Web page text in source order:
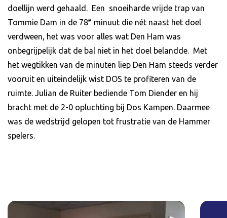
doellijn werd gehaald. Een snoeiharde vrijde trap van
Tommie Dam in de 78e minuut die nét naast het doel
verdween, het was voor alles wat Den Ham was
onbegrijpelijk dat de bal niet in het doel belandde. Met
het wegtikken van de minuten liep Den Ham steeds verder
vooruit en uiteindelijk wist DOS te profiteren van de
ruimte. Julian de Ruiter bediende Tom Diender en hij
bracht met de 2-0 opluchting bij Dos Kampen. Daarmee
was de wedstrijd gelopen tot frustratie van de Hammer
spelers.